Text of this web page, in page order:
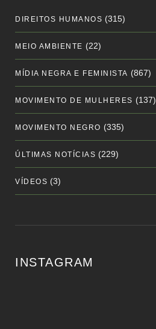
DIREITOS HUMANOS (315)
MEIO AMBIENTE (22)
MÍDIA NEGRA E FEMINISTA (867)
MOVIMENTO DE MULHERES (137)
MOVIMENTO NEGRO (335)
ÚLTIMAS NOTÍCIAS (229)
VÍDEOS (3)
INSTAGRAM